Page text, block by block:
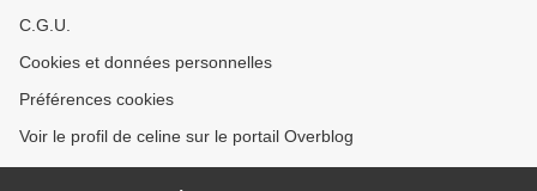
C.G.U.
Cookies et données personnelles
Préférences cookies
Voir le profil de celine sur le portail Overblog